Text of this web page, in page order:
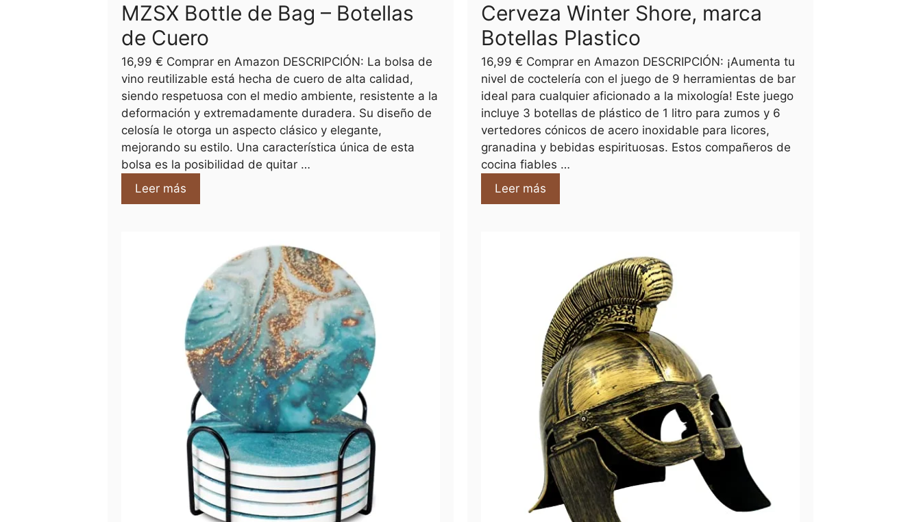
MZSX Bottle de Bag – Botellas
de Cuero
16,99 € Comprar en Amazon DESCRIPCIÓN: La bolsa de
vino reutilizable está hecha de cuero de alta calidad,
siendo respetuosa con el medio ambiente, resistente a la
deformación y extremadamente duradera. Su diseño de
celosía le otorga un aspecto clásico y elegante,
mejorando su estilo. Una característica única de esta
bolsa es la posibilidad de quitar …
Leer más
Cerveza Winter Shore, marca
Botellas Plastico
16,99 € Comprar en Amazon DESCRIPCIÓN: ¡Aumenta tu
nivel de coctelería con el juego de 9 herramientas de bar
ideal para cualquier aficionado a la mixología! Este juego
incluye 3 botellas de plástico de 1 litro para zumos y 6
vertedores cónicos de acero inoxidable para licores,
granadina y bebidas espirituosas. Estos compañeros de
cocina fiables …
Leer más